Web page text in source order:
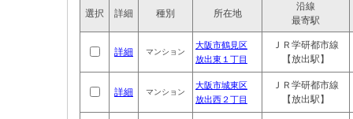
選択 詳細 種別 所在地
沿線
最寄駅
詳細 マンション
大阪市鶴見区
放出東１丁目
ＪＲ学研都市線
【放出駅】
詳細 マンション
大阪市城東区
放出西２丁目
ＪＲ学研都市線
【放出駅】